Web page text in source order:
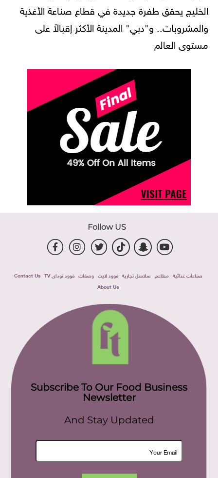
الخليج يحقق طفرة جديدة في قطاع صناعة الأغذية
والمشروبات.. و"دبي" المدينة الأكثر إقبالاً على
مستوى العالم
Follow US
صناعات غذائية مطاعم سلاسل تجارية فوود لايت وصفات فوود توداى TV
Contact Us
About Us
Subscribe To Our Food Business
Newsletter
And Stay Updated